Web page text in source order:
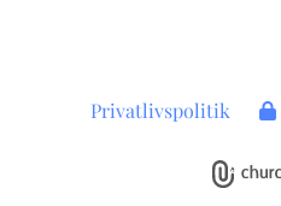
Privatlivspolitik